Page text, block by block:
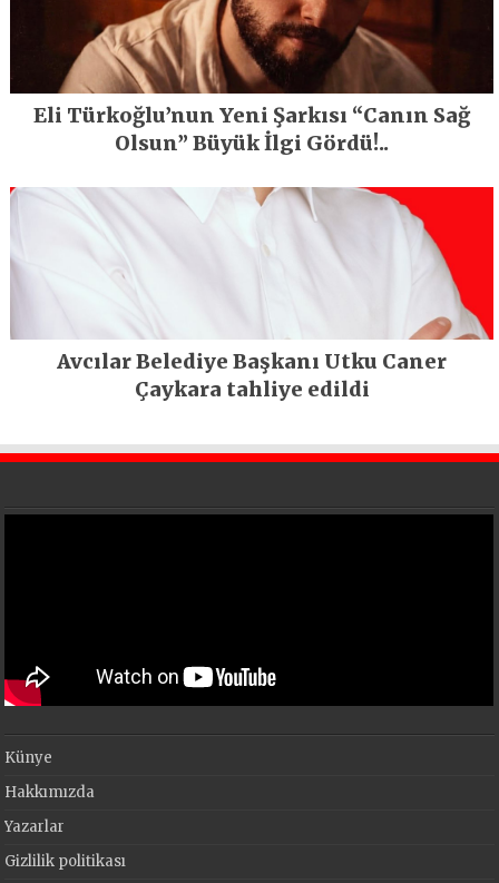
Eli Türkoğlu’nun Yeni Şarkısı “Canın Sağ
Olsun” Büyük İlgi Gördü!..
Avcılar Belediye Başkanı Utku Caner
Çaykara tahliye edildi
Künye
Hakkımızda
Yazarlar
Gizlilik politikası